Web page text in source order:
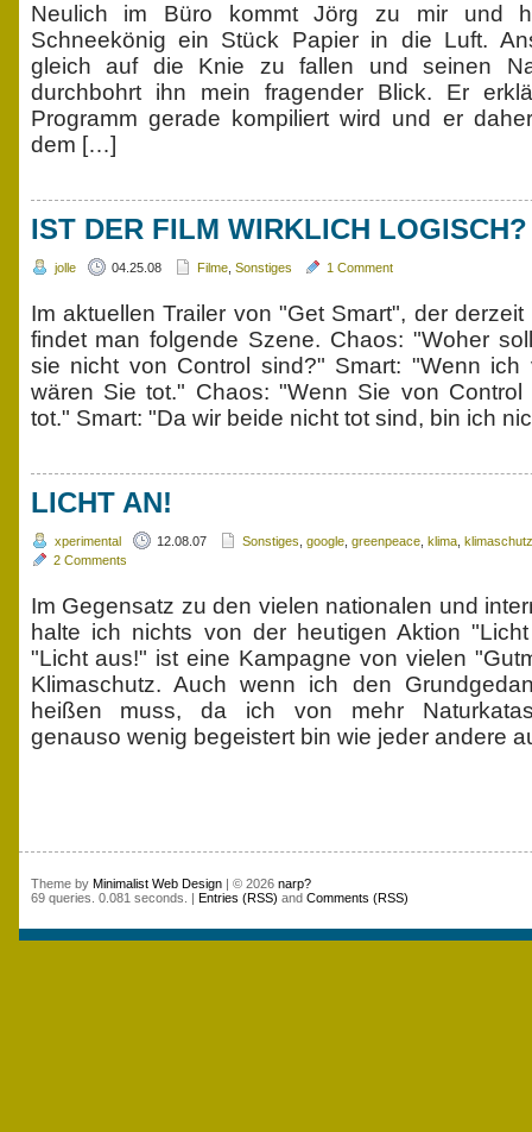
Neulich im Büro kommt Jörg zu mir und
Schneekönig ein Stück Papier in die Luft.
gleich auf die Knie zu fallen und seinen
durchbohrt ihn mein fragender Blick. Er
Programm gerade kompiliert wird und er
dem […]
IST DER FILM WIRKLICH LOGISCH?
jolle 04.25.08 Filme, Sonstiges 1 Comment
Im aktuellen Trailer von "Get Smart", der
findet man folgende Szene. Chaos: "Woher
sie nicht von Control sind?" Smart: "Wenn ich
wären Sie tot." Chaos: "Wenn Sie von
tot." Smart: "Da wir beide nicht tot sind, bin ich
LICHT AN!
xperimental 12.08.07 Sonstiges google, greenpeace, klima, klimaschutz
2 Comments
Im Gegensatz zu den vielen nationalen und
halte ich nichts von der heutigen Aktion
"Licht aus!" ist eine Kampagne von vielen
Klimaschutz. Auch wenn ich den
heißen muss, da ich von mehr
genauso wenig begeistert bin wie jeder andere
Theme by Minimalist Web Design| © 2026 narp?
69 queries. 0.081 seconds. | Entries (RSS) and Comments (RSS)